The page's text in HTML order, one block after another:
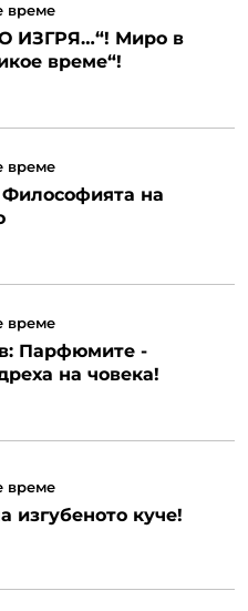
време
ИЗГРЯ…“! Миро в
време“!
време
на
време
Парфюмите -
на човека!
време
изгубеното куче!